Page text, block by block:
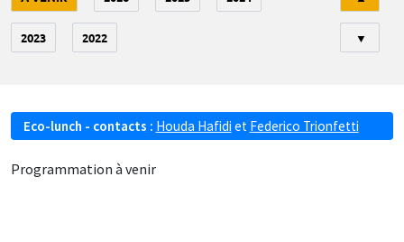
2023 2022 ▼
Eco-lunch - contacts : Houda Hafidi et Federico Trionfetti
Programmation à venir